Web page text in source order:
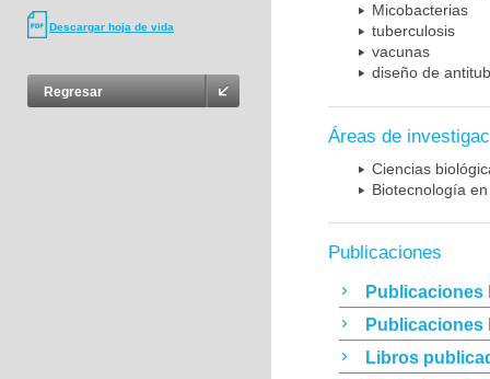
Descargar hoja de vida
Regresar
Micobacterias
tuberculosis
vacunas
diseño de
Áreas de
Ciencias
Biotecnología
Publicaciones
Publicaciones
Publicaciones
Libros